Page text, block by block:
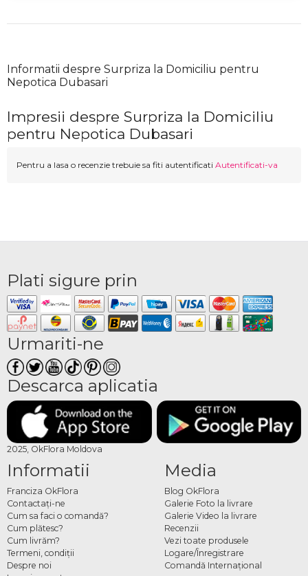
Informatii despre Surpriza la Domiciliu pentru
Nepotica Dubasari
Impresii despre Surpriza la Domiciliu
pentru Nepotica Dubasari
Pentru a lasa o recenzie trebuie sa fiti autentificati Autentificati-va
Plati sigure prin
Urmariti-ne
Descarca aplicatia
2025, OkFlora Moldova
Informatii
Franciza OkFlora
Contactaţi-ne
Cum sa faci o comandă?
Cum plătesc?
Cum livrăm?
Termeni, condiţii
Despre noi
Media
Blog OkFlora
Galerie Foto la livrare
Galerie Video la livrare
Recenzii
Vezi toate produsele
Logare/Înregistrare
Comandă Internațional